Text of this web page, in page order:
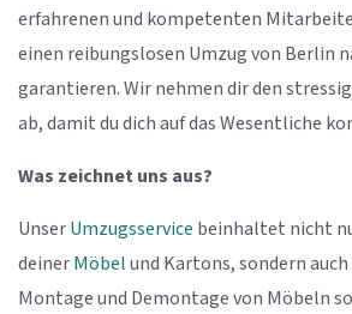
erfahrenen und kompetenten
einen reibungslosen Umzug von Berlin
garantieren. Wir nehmen dir den
ab, damit du dich auf das Wesentliche
Was zeichnet uns aus?
UnserUmzugsservice beinhaltet nicht
deinerMöbelund Kartons, sondern
Montage und Demontage von Möbeln